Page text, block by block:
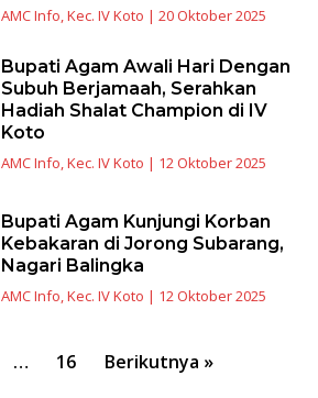
AMC Info Kec. IV Koto | 20 Oktober 2025
Bupati Agam Awali Hari Dengan
Subuh Berjamaah, Serahkan
Hadiah Shalat Champion di IV
Koto
AMC Info Kec. IV Koto | 12 Oktober 2025
Bupati Agam Kunjungi Korban
Kebakaran di Jorong Subarang,
Nagari Balingka
AMC Info,Kec. IV Koto | 12 Oktober 2025
… 16 Berikutnya »